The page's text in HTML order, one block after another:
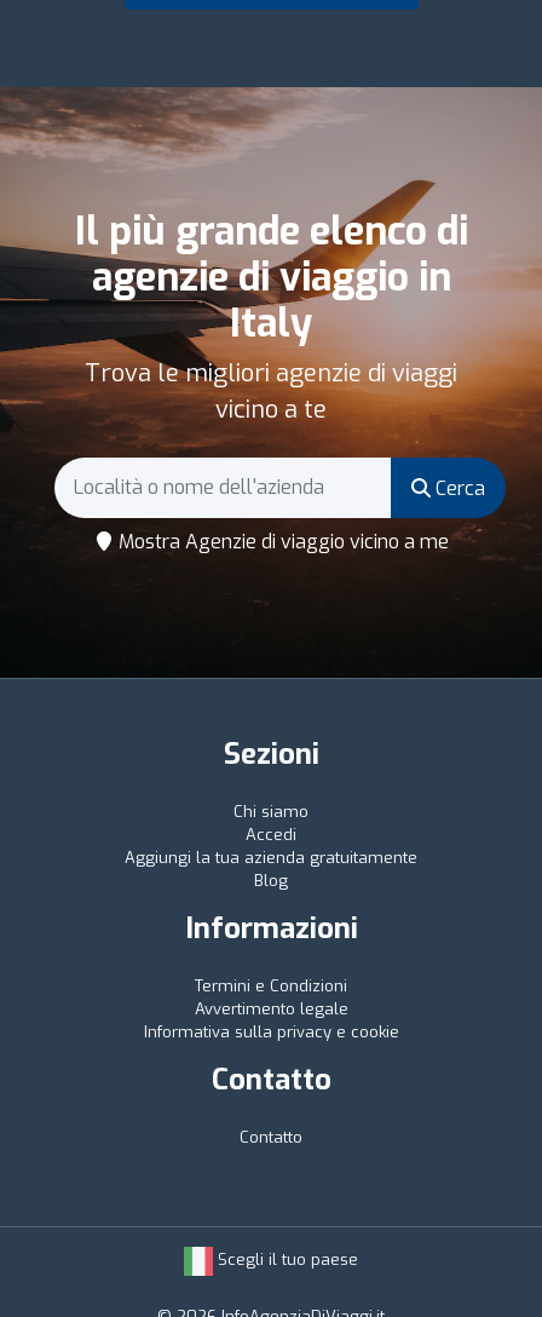
Il più grande elenco di
agenzie di viaggio in
Italy
Trova le migliori agenzie di viaggi
vicino a te
Cerca
Mostra Agenzie di viaggio vicino a me
Sezioni
Chi siamo
Accedi
Aggiungi la tua azienda gratuitamente
Blog
Informazioni
Termini e Condizioni
Avvertimento legale
Informativa sulla privacy e cookie
Contatto
Contatto
Scegli il tuo paese